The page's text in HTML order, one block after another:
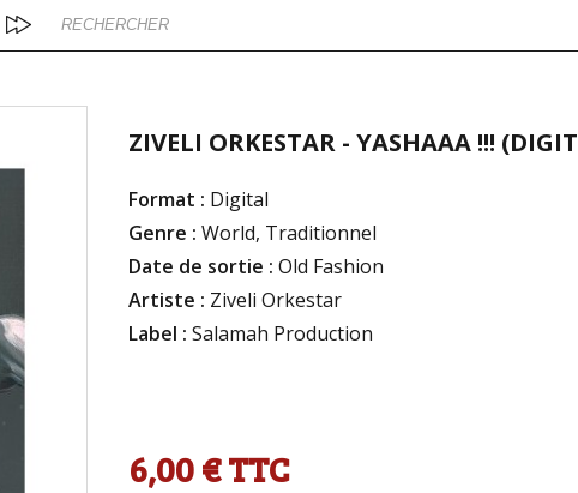
ZIVELI ORKESTAR - YASHAAA !!!
Format : Digital
Genre : World, Traditionnel
Date de sortie : Old Fashion
Artiste : Ziveli Orkestar
Label : Salamah Production
6,00 €TTC